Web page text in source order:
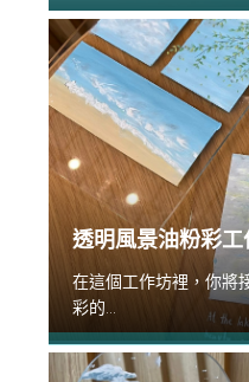
透明風景油粉彩工
在這個工作坊裡，你將
彩的...